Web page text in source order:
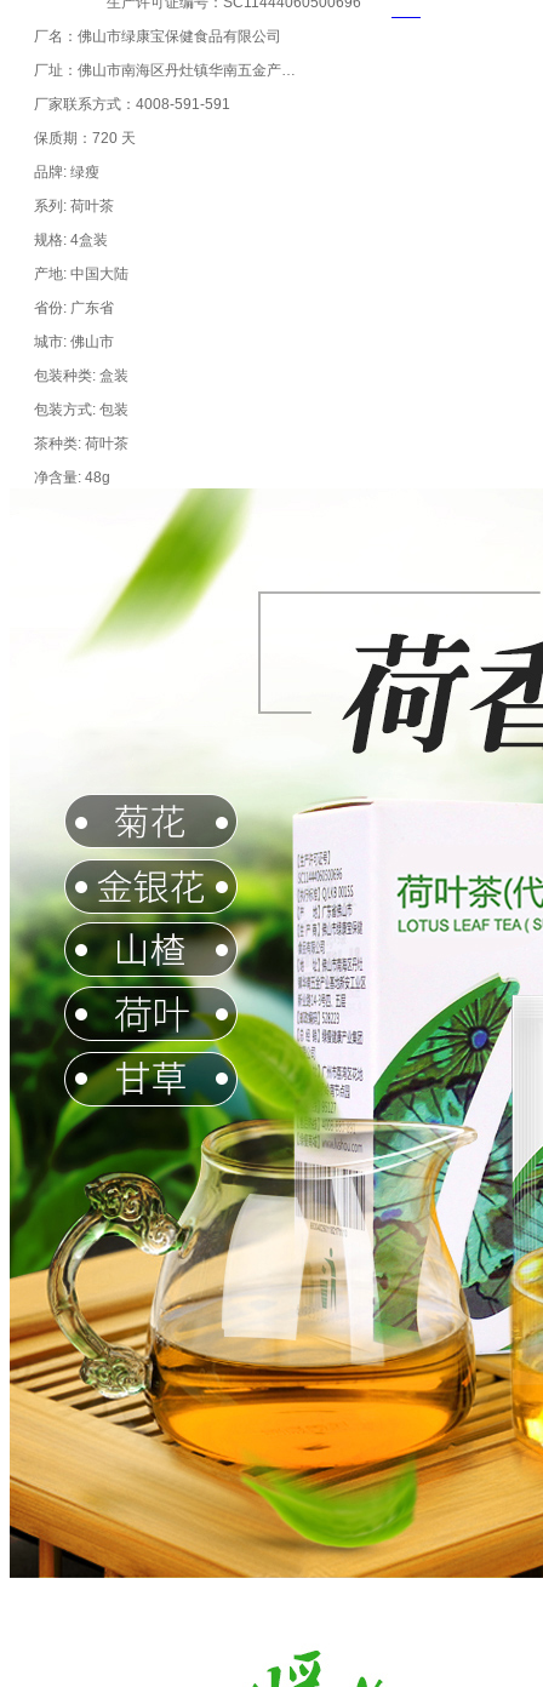
厂名：佛山市绿康宝保健食品有限公司
厂址：佛山市南海区丹灶镇华南五金产业基地新安工业区新业路14-3号四、五层
厂家联系方式：4008-591-591
保质期：720 天
品牌: 绿瘦
系列: 荷叶茶
规格: 4盒装
产地: 中国大陆
省份: 广东省
城市: 佛山市
包装种类: 盒装
包装方式: 包装
茶种类: 荷叶茶
净含量: 48g